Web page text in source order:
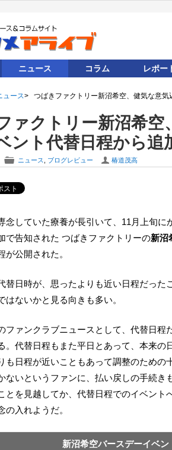
ニュース コラム レポー
ュース つばきファクトリー新沼希空、健気な意
ァクトリー新沼希空
ント代替日程から追
F ニュース ブログレビュー U 椿道茂高
で告知された つばきファクトリーの新沼
が公開された。
はないかと見る向きも多い。
。代替日程もまた平日とあって、本来の
も日程が近いこともあって調整のため
ないというファンに、払い戻しの手続き
とを見越してか、代替日程でのイベント
の入れようだ。
新沼希空バースデーイベ